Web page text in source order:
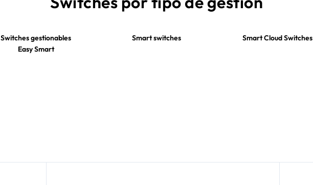
Switches gestionables
Easy Smart
Smart switches Smart Cloud Switches